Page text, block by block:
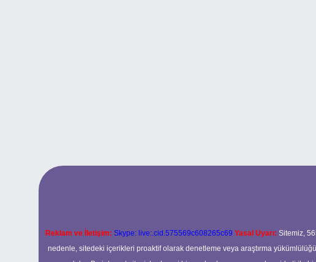
Reklam ve İletişim: Skype: live:.cid.575569c608265c69 Yasal Uyarı: Sitemiz,
nedenle, sitedeki içerikleri proaktif olarak denetleme veya araştırma